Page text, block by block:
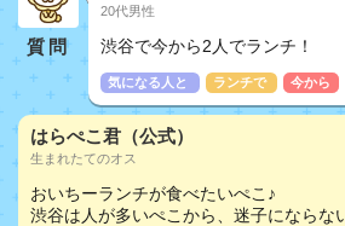
質問
20代男性
渋谷で今から2人でランチ！
気になる人と ランチで 今から
はらぺこ君（公式）
生まれたてのオス
おいちーランチが食べたいぺこ♪
渋谷は人が多いぺこから、迷子にならな